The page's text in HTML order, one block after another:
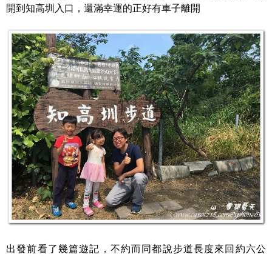
開到知高圳入口，還滿幸運的正好有車子離開
出發前看了幾篇遊記，不約而同都說步道長度來回約六公